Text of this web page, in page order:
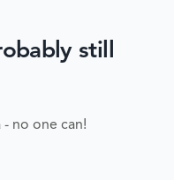
still
no one can!